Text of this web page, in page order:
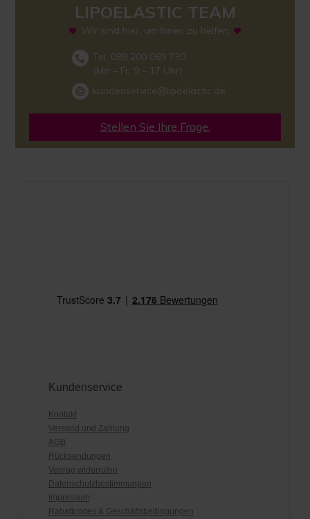
LIPOELASTIC TEAM
Wir sind hier, um Ihnen zu helfen
Tel: 089 200 069 730
(Mo – Fr, 9 – 17 Uhr)
kundenservice@lipoelastic.de
Stellen Sie Ihre Frage.
Kundenservice
Kontakt
Versand und Zahlung
AGB
Rücksendungen
Vertrag widerrufen
Datenschutzbestimmungen
Impressum
Rabattcodes & Geschäftsbedingungen